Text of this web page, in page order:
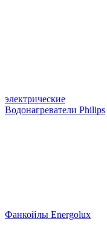
электрические
Водонагреватели Philips
Фанкойлы Energolux